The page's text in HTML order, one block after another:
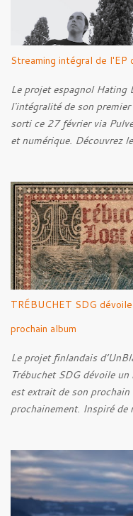
Streaming intégral de l'EP
Le projet espagnol Hating
l'intégralité de son
sorti ce 27 février via
et numérique. Découvrez
Rebellion Against The
Sense Of Fear
TRÉBUCHET SDG
prochain album
Le projet finlandais
Trébuchet SDG dévoile
est extrait de son
prochainement. Inspiré de
Derrière cette imagerie, le
la persévérance et de
personnage finit par
ténèbres qui l’entourent.